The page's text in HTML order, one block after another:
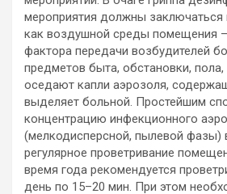
мероприятия должны заключаться
как воздушной среды помещения
фактора передачи возбудителей
предметов быта, обстановки,
оседают капли аэрозоля,
выделяет больной. Простейшим
концентрацию инфекционного
(мелкодисперсной, пылевой фазы)
регулярное проветривание
время года рекомендуется
день по 15–20 мин. При этом